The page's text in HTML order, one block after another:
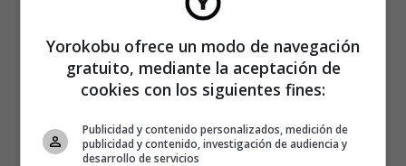
Yorokobu ofrece un modo de navegación
gratuito, mediante la aceptación de
cookies con los siguientes fines:
Publicidad y contenido personalizados, medición de
publicidad y contenido, investigación de audiencia y
desarrollo de servicios